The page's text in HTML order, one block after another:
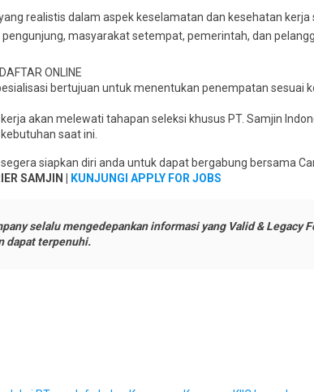
realistis dalam aspek keselamatan dan kesehatan
masyarakat setempat, pemerintah, dan
ONLINE
bertujuan untuk menentukan penempatan sesuai
akan melewati tahapan seleksi khusus PT. Samjin
saat ini.
siapkan diri anda untuk dapat bergabung bersama
SAMJIN |
KUNJUNGI APPLY FOR JOBS
selalu mengedepankan informasi yang Valid & Legacy
dapat terpenuhi.